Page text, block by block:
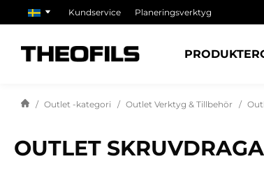
Kundservice Planeringsverktyg
PRODUKTER
Outlet -kategori Outlet Verktyg & Tillbehör
OUTLET